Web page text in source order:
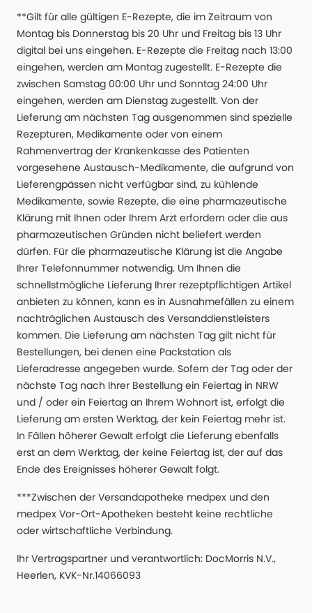
**Gilt für alle gültigen E-Rezepte, die im Zeitraum von
Montag bis Donnerstag bis 20 Uhr und Freitag bis 13 Uhr
digital bei uns eingehen. E-Rezepte die Freitag nach 13:00
eingehen, werden am Montag zugestellt. E-Rezepte die
zwischen Samstag 00:00 Uhr und Sonntag 24:00 Uhr
eingehen, werden am Dienstag zugestellt. Von der
Lieferung am nächsten Tag ausgenommen sind spezielle
Rezepturen, Medikamente oder von einem
Rahmenvertrag der Krankenkasse des Patienten
vorgesehene Austausch-Medikamente, die aufgrund von
Lieferengpässen nicht verfügbar sind, zu kühlende
Medikamente, sowie Rezepte, die eine pharmazeutische
Klärung mit Ihnen oder Ihrem Arzt erfordern oder die aus
pharmazeutischen Gründen nicht beliefert werden
dürfen. Für die pharmazeutische Klärung ist die Angabe
Ihrer Telefonnummer notwendig. Um Ihnen die
schnellstmögliche Lieferung Ihrer rezeptpflichtigen Artikel
anbieten zu können, kann es in Ausnahmefällen zu einem
nachträglichen Austausch des Versanddienstleisters
kommen. Die Lieferung am nächsten Tag gilt nicht für
Bestellungen, bei denen eine Packstation als
Lieferadresse angegeben wurde. Sofern der Tag oder der
nächste Tag nach Ihrer Bestellung ein Feiertag in NRW
und / oder ein Feiertag an Ihrem Wohnort ist, erfolgt die
Lieferung am ersten Werktag, der kein Feiertag mehr ist.
In Fällen höherer Gewalt erfolgt die Lieferung ebenfalls
erst an dem Werktag, der keine Feiertag ist, der auf das
Ende des Ereignisses höherer Gewalt folgt.
***Zwischen der Versandapotheke medpex und den
medpex Vor-Ort-Apotheken besteht keine rechtliche
oder wirtschaftliche Verbindung.
Ihr Vertragspartner und verantwortlich: DocMorris N.V.,
Heerlen, KVK-Nr.14066093